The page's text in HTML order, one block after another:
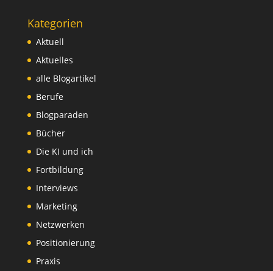
Kategorien
Aktuell
Aktuelles
alle Blogartikel
Berufe
Blogparaden
Bücher
Die KI und ich
Fortbildung
Interviews
Marketing
Netzwerken
Positionierung
Praxis